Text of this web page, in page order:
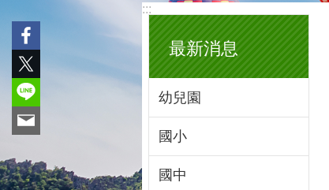
:::
最新消息
幼兒園
國小
國中